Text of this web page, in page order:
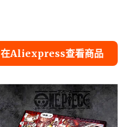
在Aliexpress查看商品